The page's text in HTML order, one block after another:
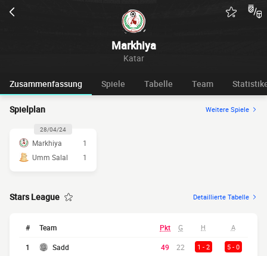
Markhiya
Katar
Zusammenfassung Spiele Tabelle Team
Spielplan Weitere Spiele
28/04/24
Markhiya
1
Umm Salal
1
Stars League Detaillierte Tabelle
# Team Pkt G H A
1 Sadd 49 22 1 - 2 5 - 0